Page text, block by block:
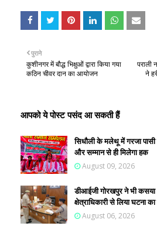
पराली
ने
पुराने
कुशीनगर में बौद्ध भिक्षुओं द्वारा किया गया
कठिन चीवर दान का आयोजन
आपको ये पोस्ट पसंद आ सकती हैं
सिधौली के मलेथू में गरजा पासी
और सम्मान से ही मिलेगा हक
August 09, 2026
डीआईजी गोरखपुर ने भी
क्षेत्राधिकारी से लिया घटना
August 06, 2026